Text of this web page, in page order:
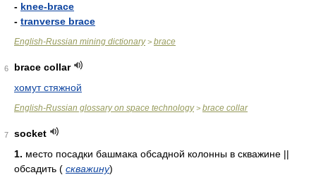
- knee-brace
- tranverse brace
English-Russian mining dictionary> brace
6
brace collar
хомут стяжной
English-Russian glossary on space technology> brace collar
7
socket
1. место посадки башмака обсадной колонны в скважине ||
обсадить ( скважину)